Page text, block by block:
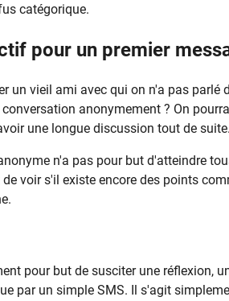
catégorique.
pour un premier
un vieil ami avec qui on n'a pas
anonymement ? On
une longue discussion tout de suite.
n'a pas pour but d'atteindre
voir s'il existe encore des points
pour but de susciter une réflexion,
par un simple SMS. Il s'agit